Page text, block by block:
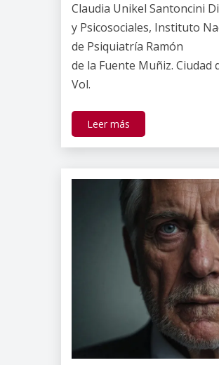
Claudia Unikel Santoncini
y Psicosociales, Instituto
de Psiquiatría Ramón
de la Fuente Muñiz. Ciudad
Vol.
Leer más